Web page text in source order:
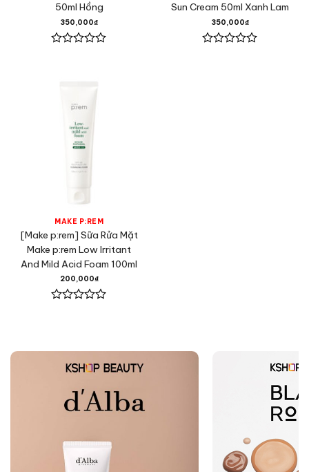
50ml Hồng
350,000₫
Sun Cream 50ml Xanh Lam
350,000₫
MAKE P:REM
[Make p:rem] Sữa Rửa Mặt
Make p:rem Low Irritant
And Mild Acid Foam 100ml
200,000₫
5
sao